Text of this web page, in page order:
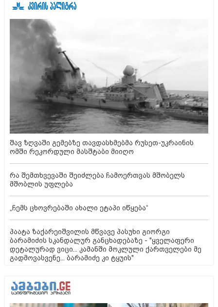
შავ ზღვაში გემებზე თავდასხმებმა რუსეთ-უკრაინის
ომში რეკორდული მასშტაბი მიიღო
რა შემთხვევაში შეიძლება ჩამოერთვას მშობელს
მშობლის უფლება
„ჩემს ცხოვრებაში ახალი ეტაპი იწყება“
პაატა ზაქარეიშვილის მწვავე პასუხი გიორგი
ბარამიძის სკანდალურ განცხადებაზე - "ყველაფერი
დეტალურად ვიცი... კამანში მოკლული ქართველები მე
გადმოვასვენე... ბარამიძე კი ტყუის"